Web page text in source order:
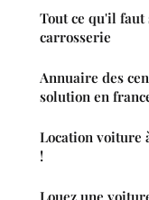
Tout ce qu'il faut
carrosserie
Annuaire des
solution en
Location voiture
!